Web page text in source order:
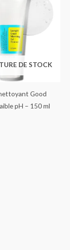
DE STOCK
Good
pH – 150 ml